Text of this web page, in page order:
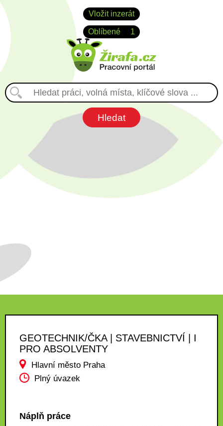
Vložit inzerát
Oblíbené 1
GEOTECHNIK/ČKA | STAVEBNICTVÍ | I
PRO ABSOLVENTY
Hlavní město Praha
Plný úvazek
Náplň práce